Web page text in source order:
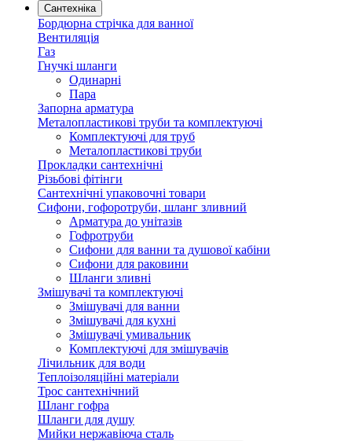
Сантехніка
Бордюрна стрічка для ванної
Вентиляція
Газ
Гнучкі шланги
Одинарні
Пара
Запорна арматура
Металопластикові труби та комплектуючі
Комплектуючі для труб
Металопластикові труби
Прокладки сантехнічні
Різьбові фітінги
Сантехнічні упаковочні товари
Сифони, гофоротруби, шланг зливний
Арматура до унітазів
Гофротруби
Сифони для ванни та душової кабіни
Сифони для раковини
Шланги зливні
Змішувачі та комплектуючі
Змішувачі для ванни
Змішувачі для кухні
Змішувачі умивальник
Комплектуючі для змішувачів
Лічильник для води
Теплоізоляційні матеріали
Трос сантехнічний
Шланг гофра
Шланги для душу
Мийки нержавіюча сталь